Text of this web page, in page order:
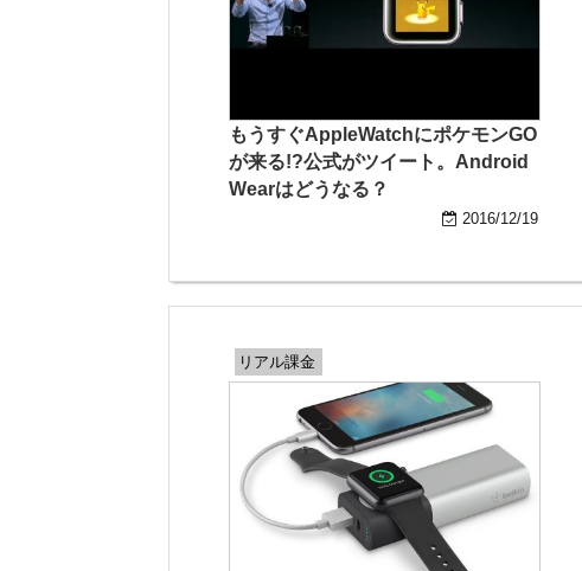
もうすぐAppleWatchにポケモンGO
が来る!?公式がツイート。Android
Wearはどうなる？
2016/12/19
リアル課金